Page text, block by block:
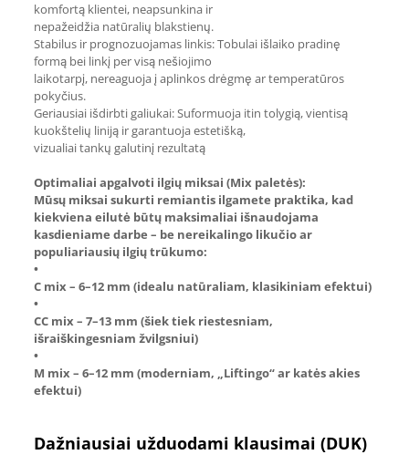
komfortą klientei, neapsunkina ir
nepažeidžia natūralių blakstienų.
Stabilus ir prognozuojamas linkis: Tobulai išlaiko pradinę
formą bei linkį per visą nešiojimo
laikotarpį, nereaguoja į aplinkos drėgmę ar temperatūros
pokyčius.
Geriausiai išdirbti galiukai: Suformuoja itin tolygią, vientisą
kuokštelių liniją ir garantuoja estetišką,
vizualiai tankų galutinį rezultatą
Optimaliai apgalvoti ilgių miksai (Mix paletės):
Mūsų miksai sukurti remiantis ilgamete praktika, kad
kiekviena eilutė būtų maksimaliai išnaudojama
kasdieniame darbe – be nereikalingo likučio ar
populiariausių ilgių trūkumo:
•
C mix – 6–12 mm (idealu natūraliam, klasikiniam efektui)
•
CC mix – 7–13 mm (šiek tiek riestesniam,
išraiškingesniam žvilgsniui)
•
M mix – 6–12 mm (moderniam, „Liftingo“ ar katės akies
efektui)
Dažniausiai užduodami klausimai (DUK)